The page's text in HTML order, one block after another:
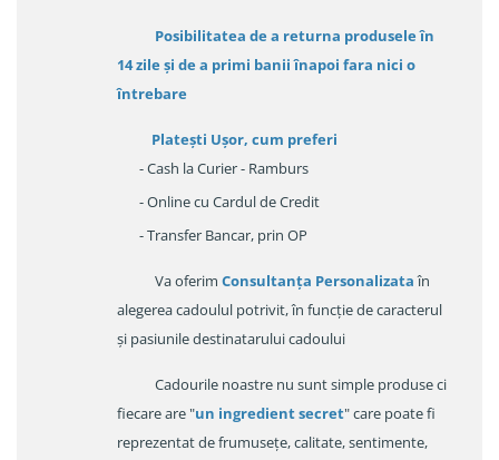
Posibilitatea de a returna produsele în
14 zileși de a primi banii înapoi fara nici o
întrebare
Platești Ușor, cum preferi
- Cash la Curier - Ramburs
- Online cu Cardul de Credit
- Transfer Bancar, prin OP
Va oferim Consultanța Personalizataîn
alegerea cadoulul potrivit, în funcție de caracterul
și pasiunile destinatarului cadoului
Cadourile noastre nu sunt simple produse ci
fiecare are "un ingredient secret" care poate fi
reprezentat de frumusețe, calitate, sentimente,